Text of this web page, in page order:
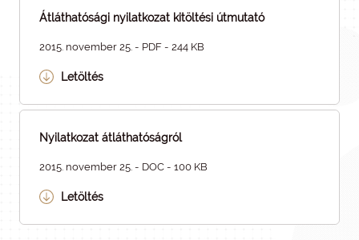
Átláthatósági nyilatkozat kitöltési útmutató
2015. november 25. - PDF - 244 KB
Letöltés
Nyilatkozat átláthatóságról
2015. november 25. - DOC - 100 KB
Letöltés